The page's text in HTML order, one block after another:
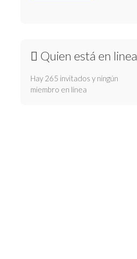
Quien está en linea
Hay 265 invitados y ningún
miembro en línea